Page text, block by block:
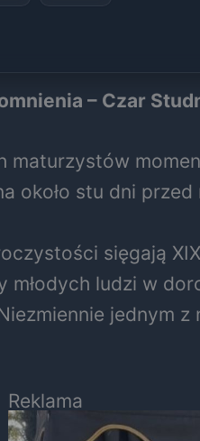
– Czar
maturzystów
około stu dni
sięgają
młodych ludzi w
jednym
Reklama